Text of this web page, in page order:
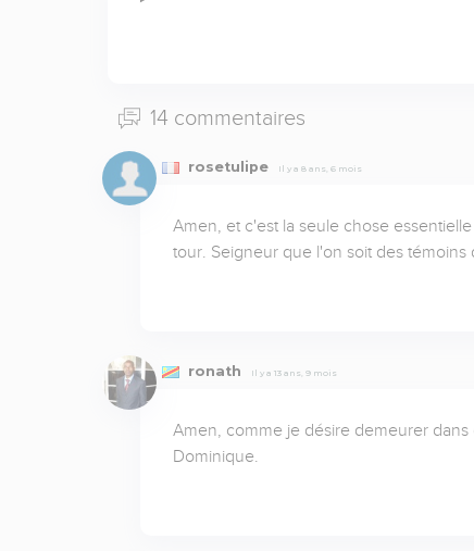
14 commentaires
rosetulipe Il y a 8 ans, 6 mois
Amen, et c'est la seule chose
tour. Seigneur que l'on soit des
ronath Il y a 13 ans, 9 mois
Amen, comme je désire demeurer
Dominique.